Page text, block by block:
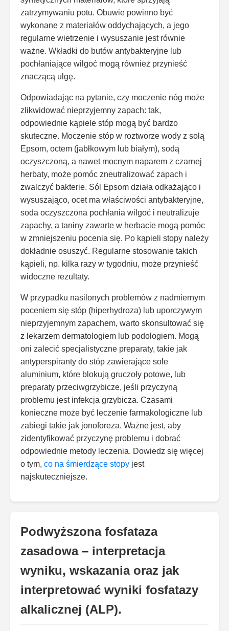
zatrzymywaniu potu. Obuwie powinno być
wykonane z materiałów oddychających, a jego
regularne wietrzenie i wysuszanie jest równie
ważne. Wkładki do butów antybakteryjne lub
pochłaniające wilgoć mogą również przynieść
znaczącą ulgę.
Odpowiadając na pytanie, czy moczenie nóg może
zlikwidować nieprzyjemny zapach: tak,
odpowiednie kąpiele stóp mogą być bardzo
skuteczne. Moczenie stóp w roztworze wody z solą
Epsom, octem (jabłkowym lub białym), sodą
oczyszczoną, a nawet mocnym naparem z czarnej
herbaty, może pomóc zneutralizować zapach i
zwalczyć bakterie. Sól Epsom działa odkażająco i
wysuszająco, ocet ma właściwości antybakteryjne,
soda oczyszczona pochłania wilgoć i neutralizuje
zapachy, a taniny zawarte w herbacie mogą pomóc
w zmniejszeniu pocenia się. Po kąpieli stopy należy
dokładnie osuszyć. Regularne stosowanie takich
kąpieli, np. kilka razy w tygodniu, może przynieść
widoczne rezultaty.
W przypadku nasilonych problemów z nadmiernym
poceniem się stóp (hiperhydroza) lub uporczywym
nieprzyjemnym zapachem, warto skonsultować się
z lekarzem dermatologiem lub podologiem. Mogą
oni zalecić specjalistyczne preparaty, takie jak
antyperspiranty do stóp zawierające sole
aluminium, które blokują gruczoły potowe, lub
preparaty przeciwgrzybicze, jeśli przyczyną
problemu jest infekcja grzybicza. Czasami
konieczne może być leczenie farmakologiczne lub
zabiegi takie jak jonoforeza. Ważne jest, aby
zidentyfikować przyczynę problemu i dobrać
odpowiednie metody leczenia. Dowiedz się więcej
o tym, co na śmierdzące stopy jest
najskuteczniejsze.
Podwyższona fosfataza
zasadowa – interpretacja
wyniku, wskazania oraz jak
interpretować wyniki fosfatazy
alkalicznej (ALP).